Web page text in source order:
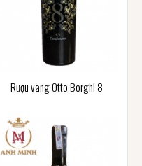
Rượu vang Otto Borghi 8